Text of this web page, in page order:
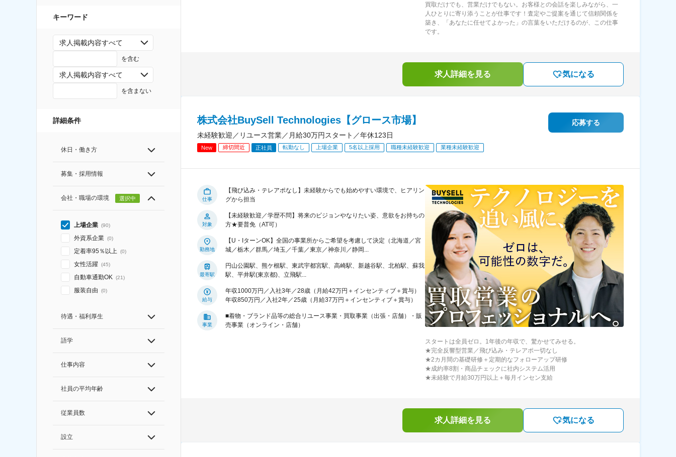
キーワード
求人掲載内容すべて
を含む
求人掲載内容すべて
を含まない
詳細条件
休日・働き方
募集・採用情報
会社・職場の環境 選択中
上場企業 (90)
外資系企業 (0)
定着率95％以上 (0)
女性活躍 (45)
自動車通勤OK (21)
服装自由 (0)
待遇・福利厚生
語学
仕事内容
社員の平均年齢
従業員数
設立
買取だけでも、営業だけでもない。お客様との会話を楽しみながら、一
人ひとりに寄り添うことが仕事です！査定やご提案を通じて信頼関係を
築き、「あなたに任せてよかった」の言葉をいただけるのが、この仕事
です。
求人詳細を見る 気になる
株式会社BuySell Technologies【グロース市場】
未経験歓迎／リユース営業／月給30万円スタート／年休123日
New 締切間近 正社員 転勤なし 上場企業 5名以上採用 職種未経験歓迎 業種未経験歓迎
応募する
仕事
【飛び込み・テレアポなし】未経験からでも始めやすい環境で、ヒアリン
グから担当
対象
【未経験歓迎／学歴不問】将来のビジョンやなりたい姿、意欲をお持ちの
方★要普免（AT可）
勤務地
【U・IターンOK】全国の事業所からご希望を考慮して決定（北海道／宮
城／栃木／群馬／埼玉／千葉／東京／神奈川／静岡...
最寄駅
円山公園駅、熊ケ根駅、東武宇都宮駅、高崎駅、新越谷駅、北柏駅、蘇我
駅、平井駅(東京都)、立飛駅...
給与
年収1000万円／入社3年／28歳（月給42万円＋インセンティブ＋賞与）
年収850万円／入社2年／25歳（月給37万円＋インセンティブ＋賞与）
事業
■着物・ブランド品等の総合リユース事業・買取事業（出張・店舗）・販
売事業（オンライン・店舗）
スタートは全員ゼロ。1年後の年収で、驚かせてみせる。
★完全反響型営業／飛び込み・テレアポ一切なし
★2カ月間の基礎研修＋定期的なフォローアップ研修
★成約率8割・商品チェックに社内システム活用
★未経験で月給30万円以上＋毎月インセン支給
求人詳細を見る 気になる